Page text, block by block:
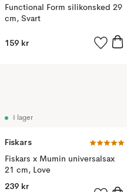
Functional Form silikonsked 29
cm, Svart
159 kr
I lager
Fiskars
Fiskars x Mumin universalsax
21 cm, Love
239 kr